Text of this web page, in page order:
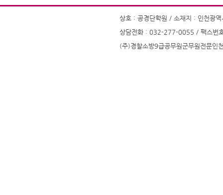
상호 : 공경단학원 / 소재지 : 인천광
상담전화 : 032-277-0055 / 팩스번
(주)경찰소방9급공무원군무원전문